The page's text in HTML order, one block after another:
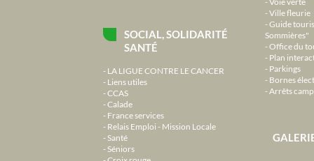
SOCIAL, SOLIDARITÉ
SANTÉ
LA LIGUE CONTRE LE CANCER
Liens utiles
CCAS
Calade
France services
Relais Emploi - Mission Locale
Santé
Séniors
Ville fleurie
Guide
Sommières"
Office du
Plan
Parkings
Bornes
Arrêts